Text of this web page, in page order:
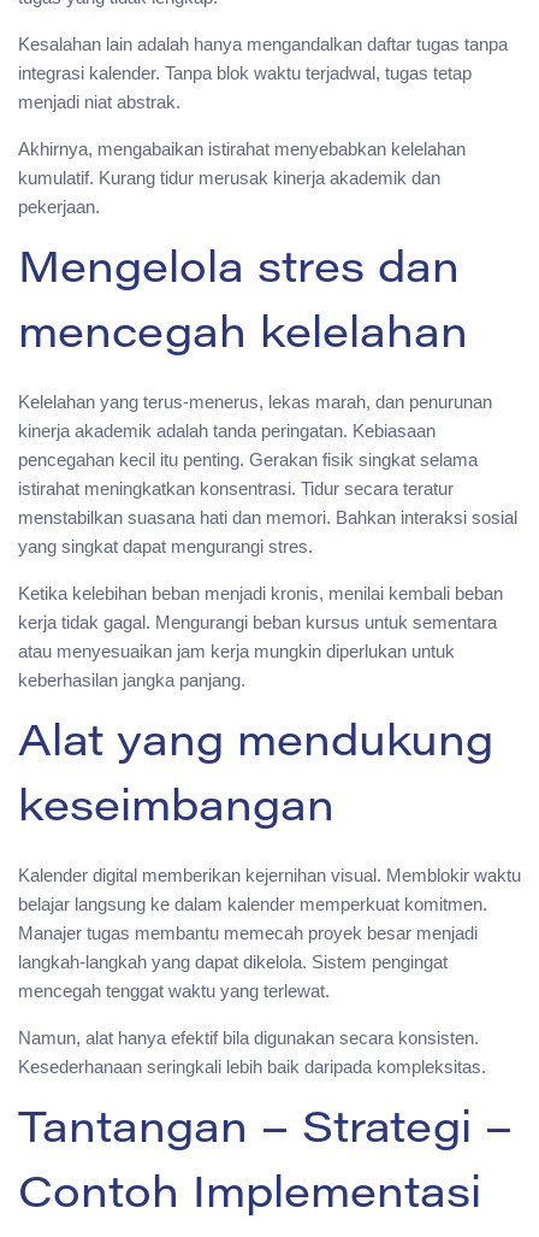
Kesalahan lain adalah hanya mengandalkan daftar tugas tanpa
integrasi kalender. Tanpa blok waktu terjadwal, tugas tetap
menjadi niat abstrak.
Akhirnya, mengabaikan istirahat menyebabkan kelelahan
kumulatif. Kurang tidur merusak kinerja akademik dan
pekerjaan.
Mengelola stres dan
mencegah kelelahan
Kelelahan yang terus-menerus, lekas marah, dan penurunan
kinerja akademik adalah tanda peringatan. Kebiasaan
pencegahan kecil itu penting. Gerakan fisik singkat selama
istirahat meningkatkan konsentrasi. Tidur secara teratur
menstabilkan suasana hati dan memori. Bahkan interaksi sosial
yang singkat dapat mengurangi stres.
Ketika kelebihan beban menjadi kronis, menilai kembali beban
kerja tidak gagal. Mengurangi beban kursus untuk sementara
atau menyesuaikan jam kerja mungkin diperlukan untuk
keberhasilan jangka panjang.
Alat yang mendukung
keseimbangan
Kalender digital memberikan kejernihan visual. Memblokir waktu
belajar langsung ke dalam kalender memperkuat komitmen.
Manajer tugas membantu memecah proyek besar menjadi
langkah-langkah yang dapat dikelola. Sistem pengingat
mencegah tenggat waktu yang terlewat.
Namun, alat hanya efektif bila digunakan secara konsisten.
Kesederhanaan seringkali lebih baik daripada kompleksitas.
Tantangan – Strategi –
Contoh Implementasi